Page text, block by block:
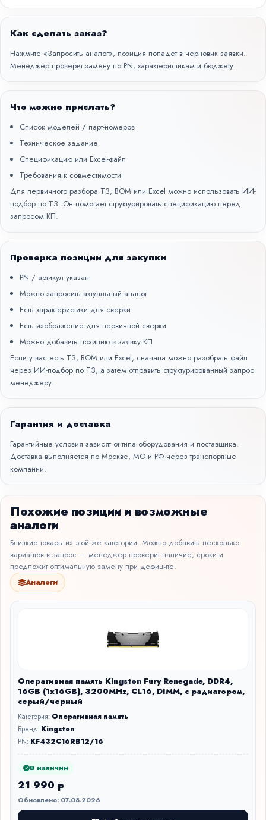
Как сделать заказ?
Нажмите «Запросить аналог», позиция попадет в черновик заявки.
Менеджер проверит замену по PN, характеристикам и бюджету.
Что можно прислать?
Список моделей / парт-номеров
Техническое задание
Спецификацию или Excel-файл
Требования к совместимости
Для первичного разбора ТЗ, BOM или Excel можно использовать ИИ-
подбор по ТЗ. Он помогает структурировать спецификацию перед
запросом КП.
Проверка позиции для закупки
PN / артикул указан
Можно запросить актуальный аналог
Есть характеристики для сверки
Есть изображение для первичной сверки
Можно добавить позицию в заявку КП
Если у вас есть ТЗ, BOM или Excel, сначала можно разобрать файл
через ИИ-подбор по ТЗ, а затем отправить структурированный запрос
менеджеру.
Гарантия и доставка
Гарантийные условия зависят от типа оборудования и поставщика.
Доставка выполняется по Москве, МО и РФ через транспортные
компании.
Похожие позиции и возможные
аналоги
Близкие товары из этой же категории. Можно добавить несколько
вариантов в запрос — менеджер проверит наличие, сроки и
предложит оптимальную замену при дефиците.
Аналоги
Оперативная память Kingston Fury Renegade, DDR4,
16GB (1x16GB), 3200MHz, CL16, DIMM, с радиатором,
серый/черный
Категория: Оперативная память
Бренд: Kingston
PN: KF432C16RB12/16
В наличии
21 990 р
Обновлено: 07.08.2026